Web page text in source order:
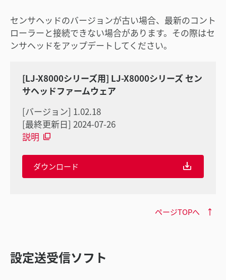
センサヘッドのバージョンが古い場合、最新のコント
ローラーと接続できない場合があります。その際はセ
ンサヘッドをアップデートしてください。
[LJ-X8000シリーズ用] LJ-X8000シリーズ セン
サヘッドファームウェア
[バージョン] 1.02.18
[最終更新日] 2024-07-26
説明
ダウンロード
ページTOPへ
設定送受信ソフト